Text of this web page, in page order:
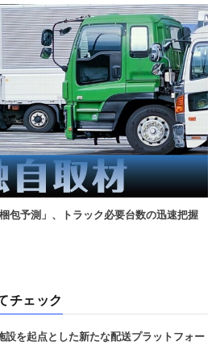
包予測」、トラック必要台数の迅速把握
チェック
を起点とした新たな配送プラットフォー